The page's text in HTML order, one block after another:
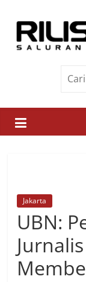
contentRilis
Saluran
Informasi
Jakarta
UBN: